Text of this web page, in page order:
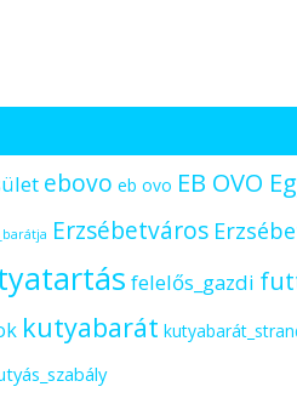
ebovo eb ovo EB OVO
Erzsébetváros
felelős_gazdi
kutyabarát